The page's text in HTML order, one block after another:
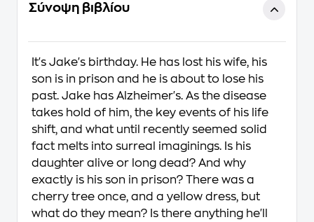
Σύνοψη βιβλίου
It's Jake's birthday. He has lost his wife, his
son is in prison and he is about to lose his
past. Jake has Alzheimer's. As the disease
takes hold of him, the key events of his life
shift, and what until recently seemed solid
fact melts into surreal imaginings. Is his
daughter alive or long dead? And why
exactly is his son in prison? There was a
cherry tree once, and a yellow dress, but
what do they mean? Is there anything he'll